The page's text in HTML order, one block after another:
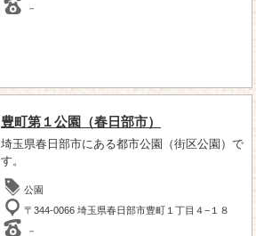
－
豊町第１公園（春日部市）
埼玉県春日部市にある都市公園（街区公園）で
す。
公園
〒344-0066 埼玉県春日部市豊町１丁目４−１８
－